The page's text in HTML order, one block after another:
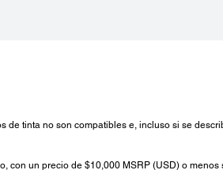
tinta no son compatibles e, incluso si se
con un precio de $10,000 MSRP (USD) o